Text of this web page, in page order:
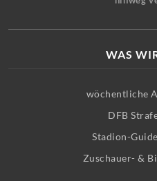
WAS
wöchentliche
DFB
Stadion-
Zuschauer- &